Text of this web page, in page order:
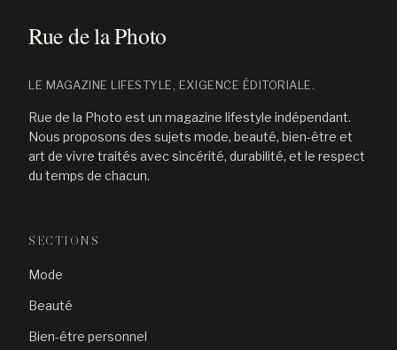
LE MAGAZINE LIFESTYLE, EXIGENCE ÉDITORIALE.
Rue de la Photo est un magazine lifestyle indépendant.
Nous proposons des sujets mode, beauté, bien-être et
art de vivre traités avec sincérité, durabilité, et le respect
du temps de chacun.
SECTIONS
Mode
Beauté
Bien-être personnel